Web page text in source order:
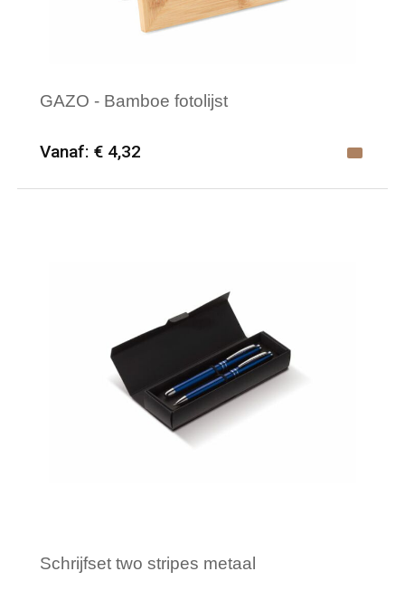
GAZO - Bamboe fotolijst
Vanaf: € 4,32
Minimale afname: 25
Schrijfset two stripes metaal